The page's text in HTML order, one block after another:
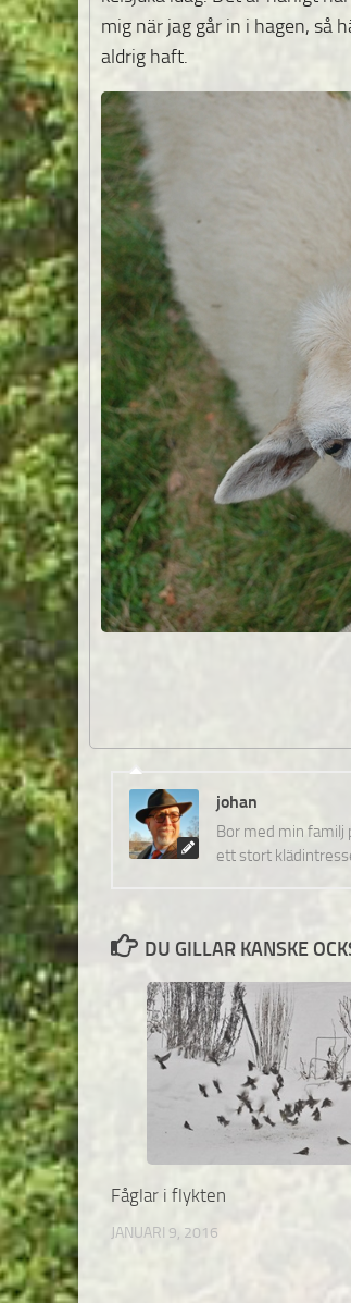
mig när jag går in i hagen, så
aldrig haft.
johan
Bor med min familj
ett stort
DU GILLAR KANSKE
Fåglar i flykten
JANUARI 9, 2016